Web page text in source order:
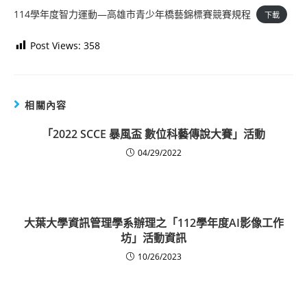
114學年度智力運動—高雄市青少年橋藝錦標賽競賽規程 下載
Post Views: 358
相關內容
「2022 SCCE 暴風盃 數位科藝傳說大賽」活動
04/29/2022
大葉大學資訊管理學系辦理之「112學年度AI影像工作
坊」活動資訊
10/26/2023